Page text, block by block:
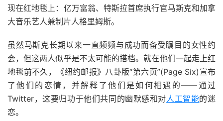
现在红地毯上：亿万富翁、特斯拉首席执行官马斯克和加拿
大音乐艺人兼制片人格里姆斯。
虽然马斯克长期以来一直频频与成功而备受瞩目的女性约
会，但这两人似乎是不太可能的搭档。就在他们一起走上红
地毯前不久，《纽约邮报》八卦版“第六页”(Page Six)宣布
了他们的恋情，并解释了他们是如何相遇的——通过
Twitter，这要归功于他们共同的幽默感和对人工智能的迷
恋。